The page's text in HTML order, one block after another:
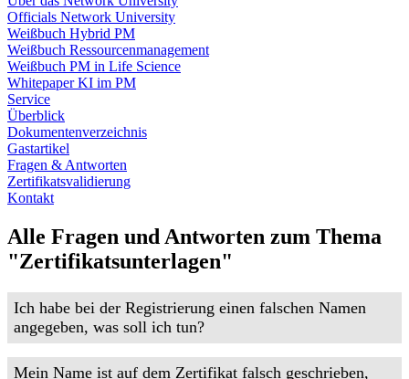
Officials Network University
Weißbuch Hybrid PM
Weißbuch Ressourcenmanagement
Weißbuch PM in Life Science
Whitepaper KI im PM
Service
Überblick
Dokumentenverzeichnis
Gastartikel
Fragen & Antworten
Zertifikatsvalidierung
Kontakt
Alle Fragen und Antworten zum Thema
"Zertifikatsunterlagen"
Ich habe bei der Registrierung einen falschen Namen
angegeben, was soll ich tun?
Mein Name ist auf dem Zertifikat falsch geschrieben,